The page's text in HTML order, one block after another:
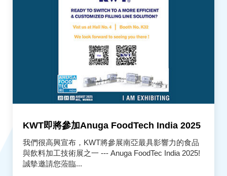
KWT即將參加Anuga FoodTech India 2025
我們很高興宣布，KWT將參展南亞最具影響力的食品
與飲料加工技術展之一 --- Anuga FoodTec India 2025!
誠摰邀請您蒞臨...